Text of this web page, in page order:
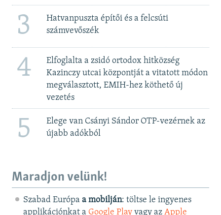
3
Hatvanpuszta építői és a felcsúti
számvevőszék
4
Elfoglalta a zsidó ortodox hitközség
Kazinczy utcai központját a vitatott módon
megválasztott, EMIH-hez köthető új
vezetés
5
Elege van Csányi Sándor OTP-vezérnek az
újabb adókból
Maradjon velünk!
Szabad Európa a mobilján: töltse le ingyenes
applikációnkat a Google Playvagy az Apple